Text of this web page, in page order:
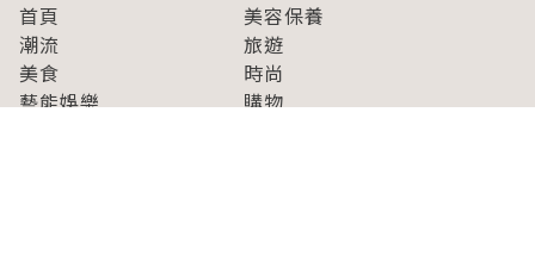
首頁
美容保養
潮流
旅遊
美食
時尚
藝能娛樂
購物